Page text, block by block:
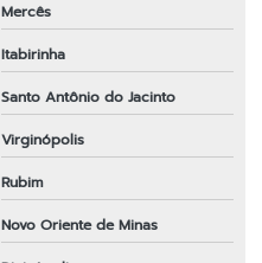
Mercês
Itabirinha
Santo Antônio do Jacinto
Virginópolis
Rubim
Novo Oriente de Minas